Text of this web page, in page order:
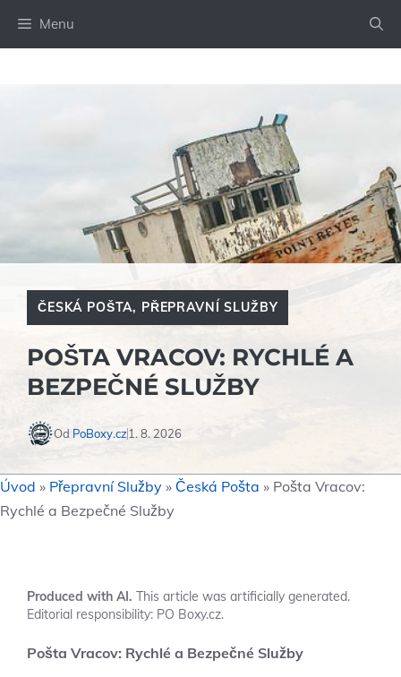
Menu
ČESKÁ POŠTA, PŘEPRAVNÍ SLUŽBY
POŠTA VRACOV: RYCHLÉ A
BEZPEČNÉ SLUŽBY
Od PoBoxy.cz1. 8. 2026
Úvod » Přepravní Služby » Česká Pošta » Pošta Vracov:
Rychlé a Bezpečné Služby
Produced with AI. This article was artificially generated.
Editorial responsibility: PO Boxy.cz.
Pošta Vracov: Rychlé a Bezpečné Služby